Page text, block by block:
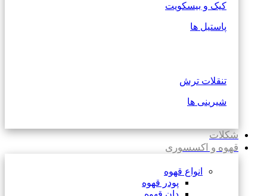
کیک و بیسکویت
پاستیل ها
تنقلات ترش
شیرینی ها
شکلات
قهوه و اکسسوری
انواع قهوه
پودر قهوه
دان قهوه